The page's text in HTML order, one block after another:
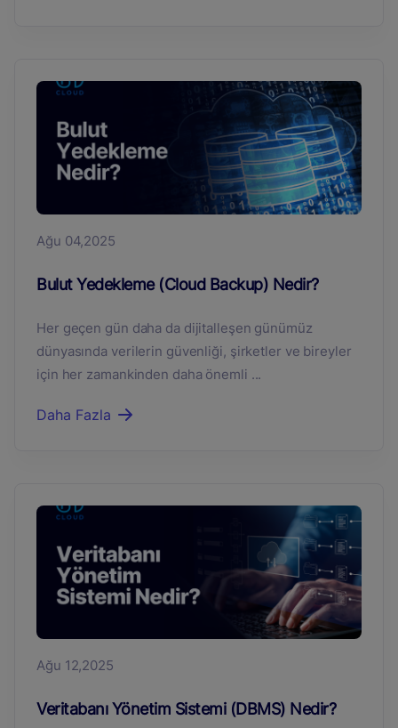
Ağu 04,2025
Bulut Yedekleme (Cloud Backup) Nedir?
Her geçen gün daha da dijitalleşen günümüz
dünyasında verilerin güvenliği, şirketler ve bireyler
için her zamankinden daha önemli ...
Daha Fazla
Ağu 12,2025
Veritabanı Yönetim Sistemi (DBMS) Nedir?